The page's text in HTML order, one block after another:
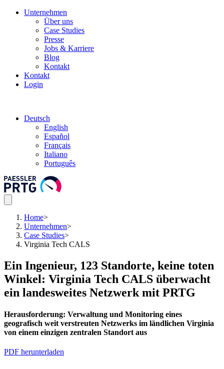
Unternehmen
Über uns
Case Studies
Presse
Jobs & Karriere
Blog
Kontakt
Kontakt
Login
Deutsch
English
Español
Français
Italiano
Português
Home>
Unternehmen>
Case Studies>
Virginia Tech CALS
Ein Ingenieur, 123 Standorte, keine toten
Winkel: Virginia Tech CALS überwacht
ein landesweites Netzwerk mit PRTG
Herausforderung: Verwaltung und Monitoring eines
geografisch weit verstreuten Netzwerks im ländlichen Virginia
von einem einzigen zentralen Standort aus
PDF herunterladen